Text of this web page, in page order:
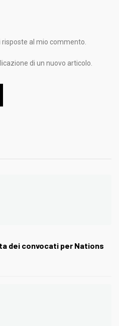
al mio commento.
di un nuovo articolo.
dei convocati per Nations